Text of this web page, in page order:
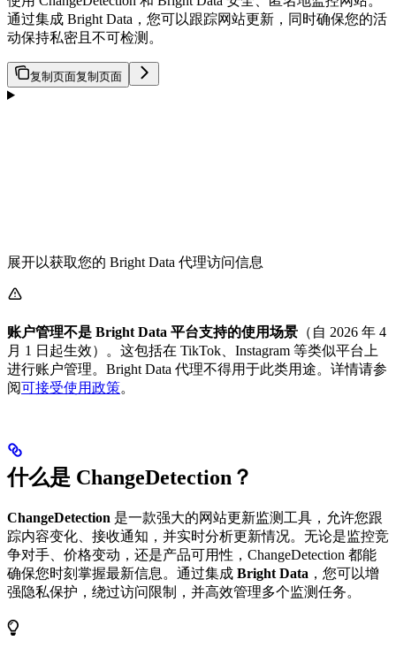
通过集成 Bright Data，您可以跟踪网站更新，同时确保您的活
动保持私密且不可检测。
复制页面复制页面
展开以获取您的 Bright Data 代理访问信息
账户管理不是 Bright Data 平台支持的使用场景 （自 2026 年 4
月 1 日起生效）。这包括在 TikTok、Instagram 等类似平台上
进行账户管理。Bright Data 代理不得用于此类用途。详情请参
阅可接受使用政策。
什么是 ChangeDetection？
ChangeDetection 是一款强大的网站更新监测工具，允许您跟
踪内容变化、接收通知，并实时分析更新情况。无论是监控竞
争对手、价格变动，还是产品可用性，ChangeDetection 都能
确保您时刻掌握最新信息。通过集成 Bright Data ，您可以增
强隐私保护，绕过访问限制，并高效管理多个监测任务。